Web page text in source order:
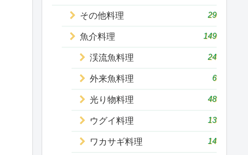
その他料理 29
魚介料理 149
渓流魚料理 24
外来魚料理 6
光り物料理 48
ウグイ料理 13
ワカサギ料理 14